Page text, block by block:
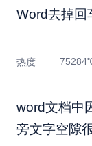
Word去掉回
热度
word文档中
旁文字空隙